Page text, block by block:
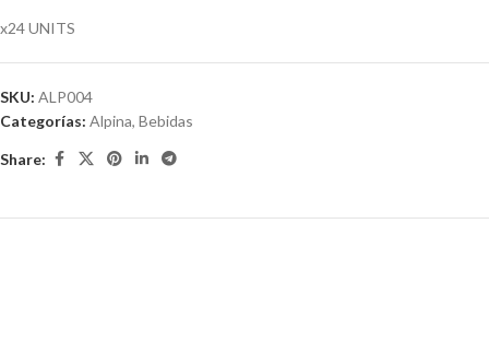
x24 UNITS
SKU: ALP004
Categorías: Alpina, Bebidas
Share: